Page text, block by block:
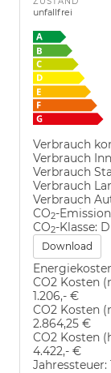
unfallfrei
Verbrauch
Verbrauch
Verbrauch
Verbrauch
Verbrauch
CO2-
CO2-Klasse: D
Download
CO2 Kosten
1.206,- €
CO2 Kosten
2.864,25 €
CO2 Kosten
4.422,- €
Jahressteuer: